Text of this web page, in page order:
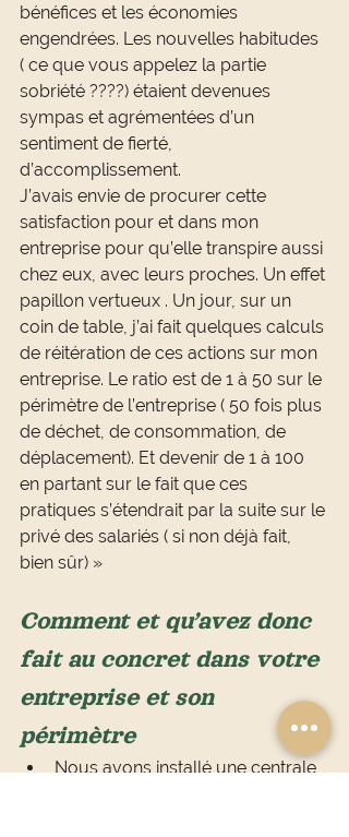
bénéfices et les économies
engendrées. Les nouvelles habitudes
( ce que vous appelez la partie
sobriété ????) étaient devenues
sympas et agrémentées d’un
sentiment de fierté,
d’accomplissement.
J’avais envie de procurer cette
satisfaction pour et dans mon
entreprise pour qu’elle transpire aussi
chez eux, avec leurs proches. Un effet
papillon vertueux . Un jour, sur un
coin de table, j’ai fait quelques calculs
de réitération de ces actions sur mon
entreprise. Le ratio est de 1 à 50 sur le
périmètre de l’entreprise ( 50 fois plus
de déchet, de consommation, de
déplacement). Et devenir de 1 à 100
en partant sur le fait que ces
pratiques s’étendrait par la suite sur le
privé des salariés ( si non déjà fait,
bien sûr) »
Comment et qu’avez donc
fait au concret dans votre
entreprise et son
périmètre
Nous avons installé une centrale